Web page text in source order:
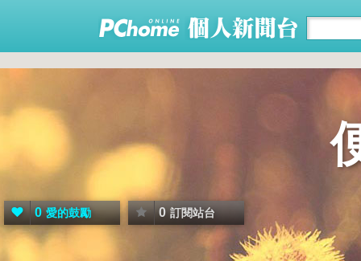
0 愛的鼓勵 0 訂閱站台